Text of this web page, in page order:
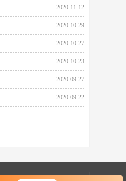
2020-11-12
2020-10-29
2020-10-27
2020-10-23
2020-09-27
2020-09-22